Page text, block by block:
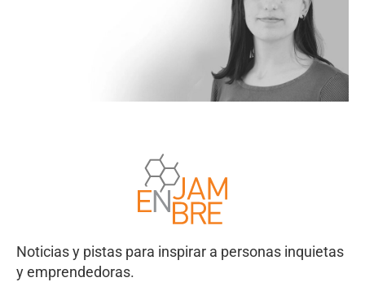
Noticias y pistas para inspirar a personas inquietas
y emprendedoras.